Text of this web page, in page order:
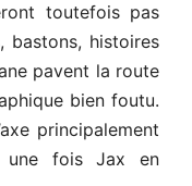
toutefois pas
bastons, histoires
pavent la route
bien foutu.
principalement
une fois Jax en